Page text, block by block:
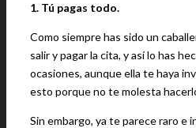
1. Tú pagas todo.
Como siempre has sido un
salir y pagar la cita, y así lo has
ocasiones, aunque ella te haya
esto porque no te molesta
Sin embargo, ya te parece raro e